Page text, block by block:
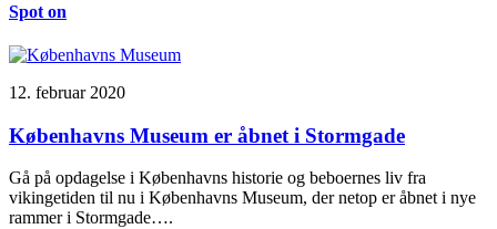
Spot on
12. februar 2020
Københavns Museum er åbnet i Stormgade
Gå på opdagelse i Københavns historie og beboernes liv fra
vikingetiden til nu i Københavns Museum, der netop er åbnet i nye
rammer i Stormgade….